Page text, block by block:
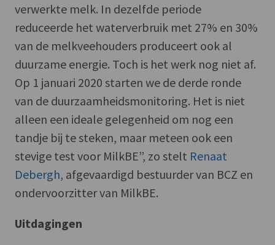
verwerkte melk. In dezelfde periode
reduceerde het waterverbruik met 27% en 30%
van de melkveehouders produceert ook al
duurzame energie. Toch is het werk nog niet af.
Op 1 januari 2020 starten we de derde ronde
van de duurzaamheidsmonitoring. Het is niet
alleen een ideale gelegenheid om nog een
tandje bij te steken, maar meteen ook een
stevige test voor MilkBE”, zo stelt Renaat
Debergh, afgevaardigd bestuurder van BCZ en
ondervoorzitter van MilkBE.
Uitdagingen